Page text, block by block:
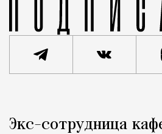
Город
Экс-сотрудница